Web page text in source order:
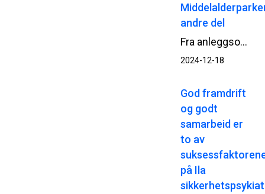
andre del
Fra anleggsområde til grønt byrom - til glede for Oslos befolkning og besøkende. NCC er i høst godt i gang med andre og siste delen av arbeidene med tilbakeføringen og opprustingen av terrenget i Middelalderparken i Oslo.
2024-12-18
God framdrift
og godt
samarbeid er
to av
på Ila